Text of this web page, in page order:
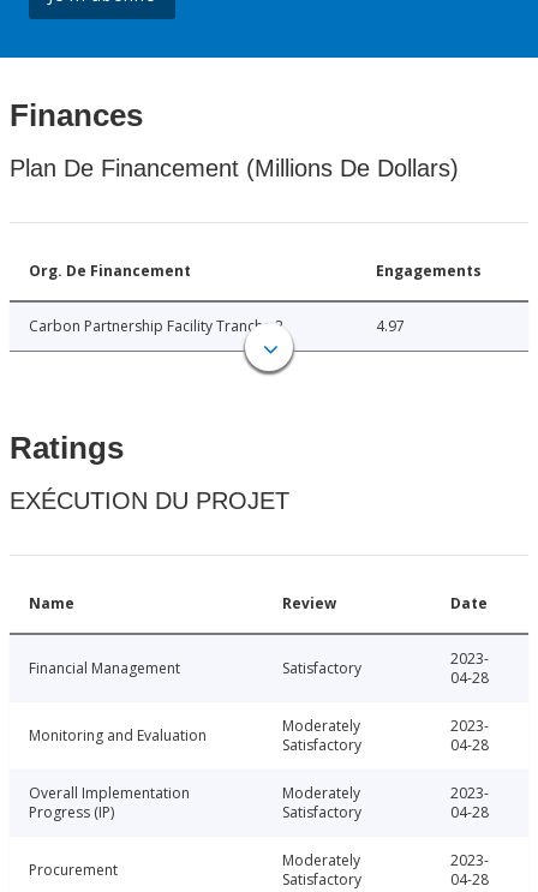
Finances
Plan De Financement (Millions De Dollars)
Org. De Financement Engagements
Carbon Partnership Facility Tranche 2 4.97
Ratings
EXÉCUTION DU PROJET
Name Review Date
Financial Management Satisfactory
2023-
04-28
Monitoring and Evaluation
Moderately
Satisfactory
2023-
04-28
Overall Implementation
Progress (IP)
Moderately
Satisfactory
2023-
04-28
Procurement
Moderately
Satisfactory
2023-
04-28